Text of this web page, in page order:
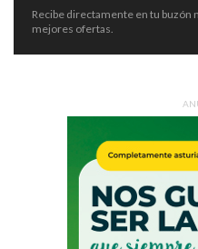
Recibe directamente en tu buzón
mejores ofertas.